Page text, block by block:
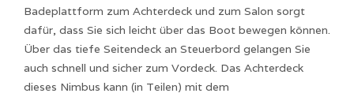
Badeplattform zum Achterdeck und zum Salon sorgt
dafür, dass Sie sich leicht über das Boot bewegen können.
Über das tiefe Seitendeck an Steuerbord gelangen Sie
auch schnell und sicher zum Vordeck. Das Achterdeck
dieses Nimbus kann (in Teilen) mit dem